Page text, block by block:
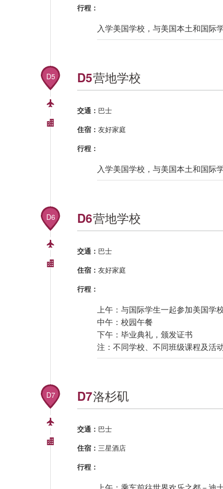
行程：
入学美国学校，与美国本土和国际
D5 D5营地学校
交通： 巴士
住宿： 友好家庭
行程：
入学美国学校，与美国本土和国际
D6 D6营地学校
交通： 巴士
住宿： 友好家庭
行程：
上午：与国际学生一起参加美国学
中午：校园午餐
下午：毕业典礼，颁发证书
注：不同学校、不同班级课程及活
D7 D7洛杉矶
交通： 巴士
住宿： 三星酒店
行程：